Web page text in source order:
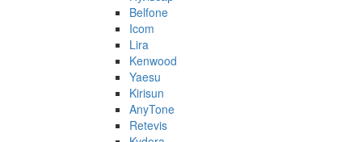
Belfone
Icom
Lira
Kenwood
Yaesu
Kirisun
AnyTone
Retevis